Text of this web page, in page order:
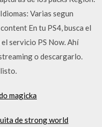
Varias segun
En tu PS4, busca el
servicio PS Now. Ahí
o descargarlo.
magicka
de strong world